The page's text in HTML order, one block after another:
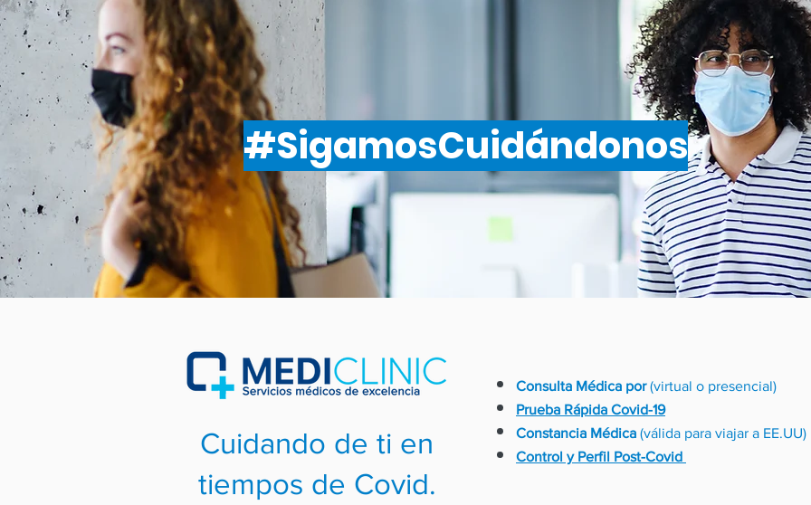
#SigamosCuidándonos
Cuidando de ti en
tiempos de Covid.
Consulta Médica por(virtual o presencial)
Prueba Rápida Covid-19
Constancia Médica (válida para viajar a EE.UU)
Control y Perfil Post-Covid